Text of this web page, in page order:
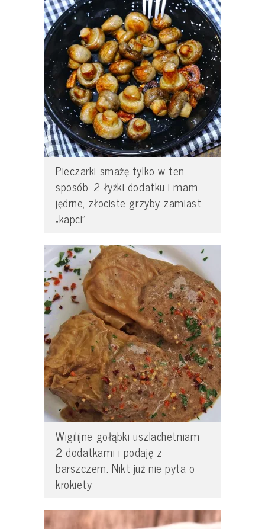
Pieczarki smażę tylko w ten
sposób. 2 łyżki dodatku i mam
jędrne, złociste grzyby zamiast
„kapci”
Wigilijne gołąbki uszlachetniam
2 dodatkami i podaję z
barszczem. Nikt już nie pyta o
krokiety